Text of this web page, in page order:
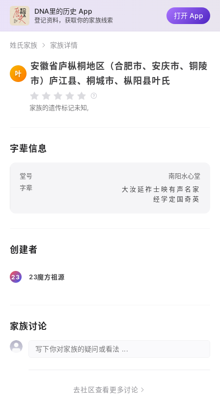
姓氏家族 家族详情
叶
安徽省庐枞桐地区（合肥市、安庆市、铜陵
市）庐江县、桐城市、枞阳县叶氏
家族的遗传标记未知,
字辈信息
堂号
南阳水心堂
字辈
大汝延祚士映有声名家
经学定国奇英
创建者
23 23魔方祖源
家族讨论
写下你对家族的疑问或看法 ...
去社区查看更多讨论
DNA里的历史 App
登记资料，获取你的家族线索
打开 App